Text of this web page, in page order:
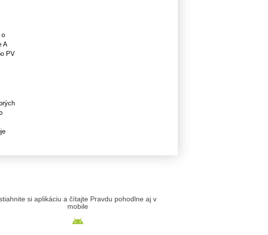
o
A
PV
si aplikáciu a čítajte Pravdu pohodlne aj v
mobile